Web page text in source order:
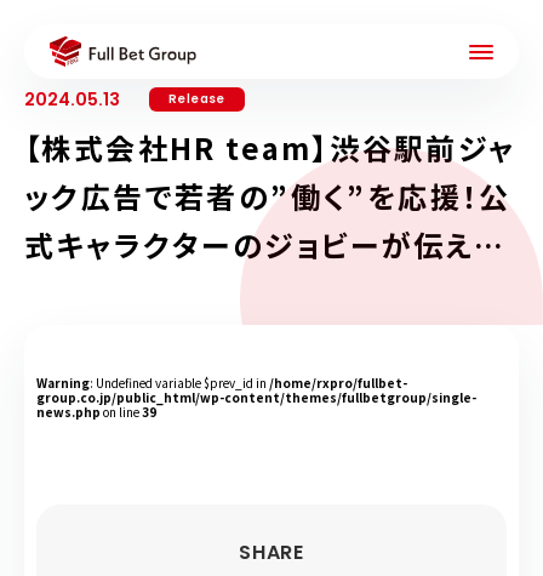
2024.05.13 Release
【株式会社HR team】渋谷駅前ジャ
ック広告で若者の”働く”を応援！公
式キャラクターのジョビーが伝える
Warning: Undefined variable $prev_id in /home/rxpro/fullbet-
group.co.jp/public_html/wp-content/themes/fullbetgroup/single-
news.php on line39
SHARE